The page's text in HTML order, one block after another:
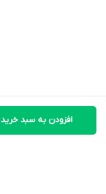
افزودن به سبد خرید